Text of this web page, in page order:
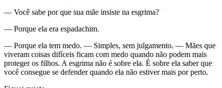
— Você sabe por que sua mãe insiste na esgrima?
— Porque ela era espadachim.
— Porque ela tem medo. — Simples, sem julgamento. — Mães que
viveram coisas difíceis ficam com medo quando não podem mais
proteger os filhos. A esgrima não é sobre ela. É sobre ela saber que
você consegue se defender quando ela não estiver mais por perto.